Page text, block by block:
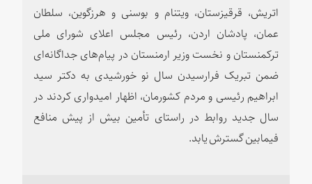
اتریش، قرقیزستان، ویتنام و بوسنی و هرزگوین، سلطان
عمان، پادشان اردن، رئیس مجلس اعلای شورای ملی
ترکمنستان و نخست وزیر ارمنستان در پیام‌های جداگانه‌ای
ضمن تبریک فرارسیدن سال نو خورشیدی به دکتر سید
ابراهیم رئیسی و مردم کشورمان، اظهار امیدواری کردند در
سال جدید روابط در راستای تأمین بیش از پیش منافع
فیمابین گسترش یابد.